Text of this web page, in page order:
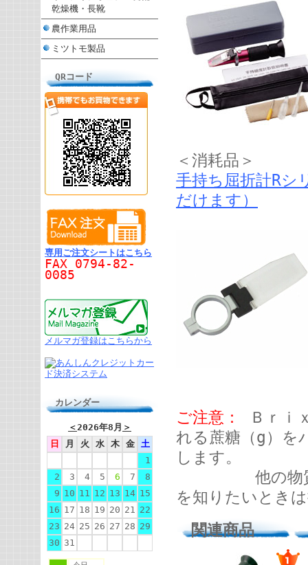
乾燥機・長靴
農作業用品
ミツトモ製品
QRコード
専用ご注文シートはこちら
FAX 0794-82-
0085
メルマガ登録はこちらから
カレンダー
＜2026年8月 ＞
日
月 火 水 木 金
土
1
2
3 4 5 6 7
8
9 10 11 12 13 14 15
16 17 18 19 20 21 22
23 24 25 26 27 28 29
30 31
＜消耗品＞
手持ち屈折計Rシ
だけます）
ご注意：
Ｂｒｉ
れる蔗糖（g）を
します。
他の物質を主
を知りたいとき
関連商品